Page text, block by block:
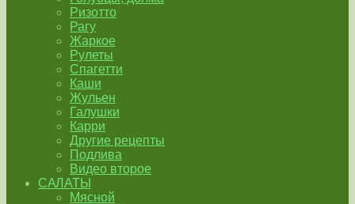
Ризотто
Рагу
Жаркое
Рулеты
Спагетти
Каши
Жульен
Галушки
Карри
Другие рецепты
Подлива
Видео второе
САЛАТЫ
Мясной